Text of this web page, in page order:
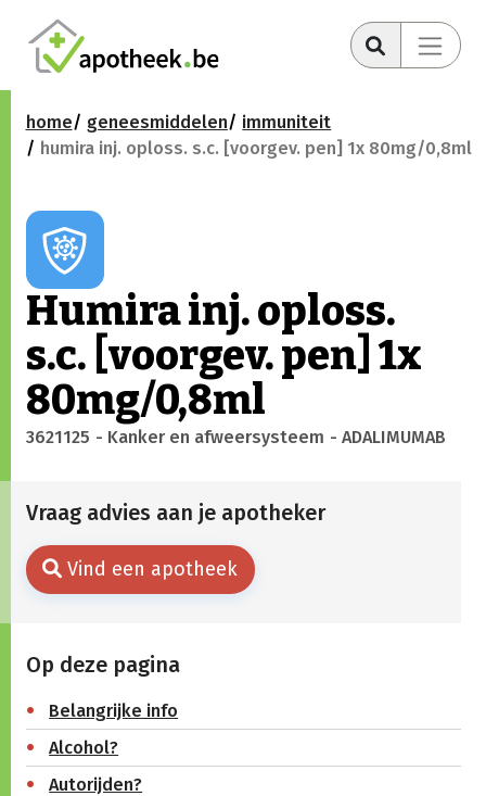
home geneesmiddelen
immuniteit
humira inj. oploss. s.c. [voorgev. pen] 1x 80mg/0,8ml
Humira inj. oploss.
s.c. [voorgev. pen] 1x
80mg/0,8ml
3621125 - Kanker en afweersysteem - ADALIMUMAB
Vraag advies aan je apotheker
Vind een apotheek
Op deze pagina
Belangrijke info
Alcohol?
Autorijden?